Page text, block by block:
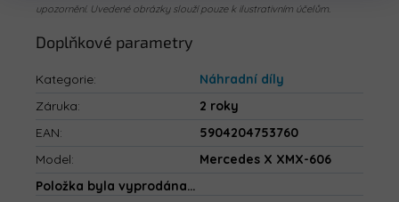
upozornění. Uvedené obrázky slouží pouze k ilustrativním účelům.
Doplňkové parametry
Kategorie:
Náhradní díly
Záruka:
2 roky
EAN:
5904204753760
Model:
Mercedes X XMX-606
Položka byla vyprodána…